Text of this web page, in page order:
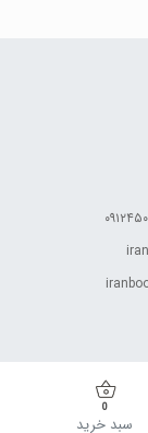
0
سبد خرید